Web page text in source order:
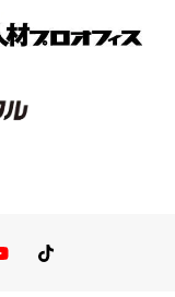
You TubeTikTok